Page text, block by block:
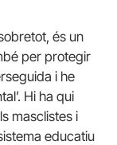
és un
per protegir
i he
Hi ha qui
masclistes i
educatiu